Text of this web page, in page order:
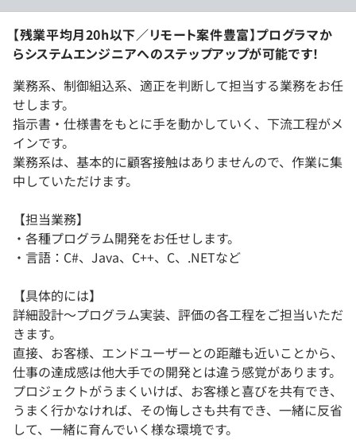
【残業平均月20h以下／リモート案件豊富】プログラマか
らシステムエンジニアへのステップアップが可能です！
業務系、制御組込系、適正を判断して担当する業務をお任
せします。
指示書・仕様書をもとに手を動かしていく、下流工程がメ
インです。
業務系は、基本的に顧客接触はありませんので、作業に集
中していただけます。
【担当業務】
・各種プログラム開発をお任せします。
・言語：C#、Java、C++、C、.NETなど
【具体的には】
詳細設計～プログラム実装、評価の各工程をご担当いただ
きます。
直接、お客様、エンドユーザーとの距離も近いことから、
仕事の達成感は他大手での開発とは違う感覚があります。
プロジェクトがうまくいけば、お客様と喜びを共有でき、
うまく行かなければ、その悔しさも共有でき、一緒に反省
して、一緒に育んでいく様な環境です。